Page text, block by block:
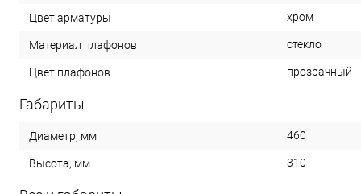
Цвет арматуры хром
Материал плафонов стекло
Цвет плафонов прозрачный
Габариты
Диаметр, мм 460
Высота, мм 310